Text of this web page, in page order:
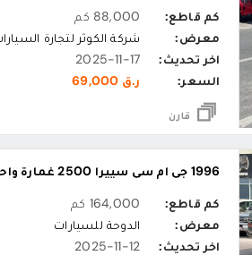
كم قاطع:
88,000 كم
معرض:
شركة الكوثر لتجارة
اخر تحديث:
2025-11-17
السعر:
ر.ق 69,000
قارن
1996 جي ام سي سييرا 2500 غمارة واحدة
كم قاطع:
164,000 كم
معرض:
الدوحة للسيارات
اخر تحديث:
2025-11-12